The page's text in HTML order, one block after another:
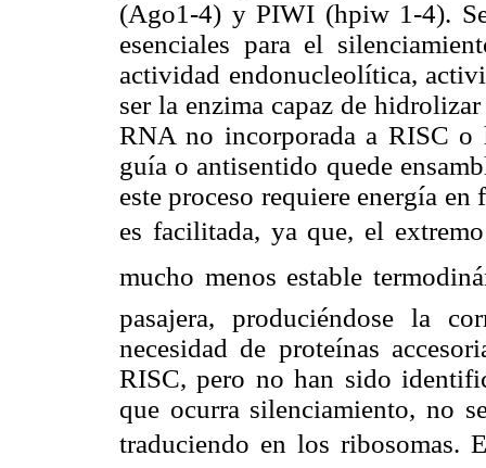
(Ago1-4) y PIWI (hpiw 1-4).
esenciales para el
actividad endonucleolítica,
ser la enzima capaz de
RNA no incorporada a RISC o
guía o antisentido quede
este proceso requiere energía
es facilitada, ya que, el
mucho menos estable
pasajera, produciéndose la
necesidad de proteínas
RISC, pero no han sido
que ocurra silenciamiento, no
traduciendo en los ribosomas.